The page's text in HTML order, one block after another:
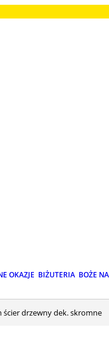
OKAZJE BIŻUTERIA BOŻE
ścier drzewny dek. skromne